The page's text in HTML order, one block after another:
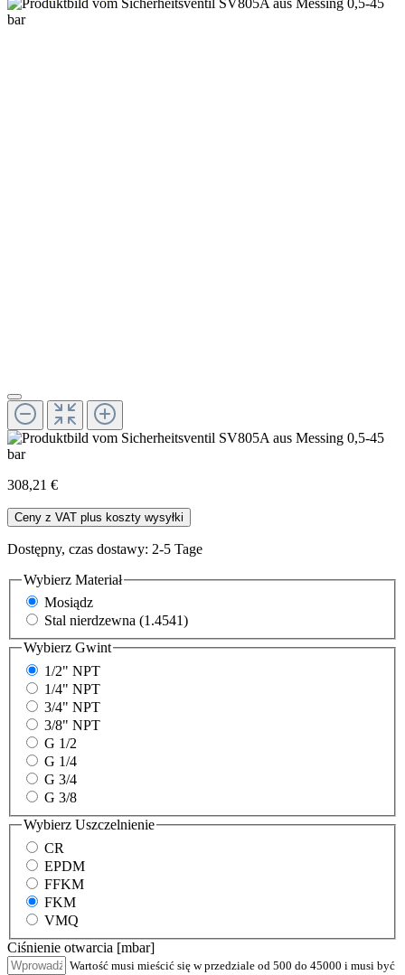
308,21 €
Ceny z VAT plus koszty wysyłki
Dostępny, czas dostawy: 2-5 Tage
Wybierz Materiał
Mosiądz
Stal nierdzewna (1.4541)
Wybierz Gwint
1/2" NPT
1/4" NPT
3/4" NPT
3/8" NPT
G 1/2
G 1/4
G 3/4
G 3/8
Wybierz Uszczelnienie
CR
EPDM
FFKM
FKM
VMQ
Ciśnienie otwarcia [mbar]
Wartość musi mieścić się w przedziale od 500 do 45000 i musi być